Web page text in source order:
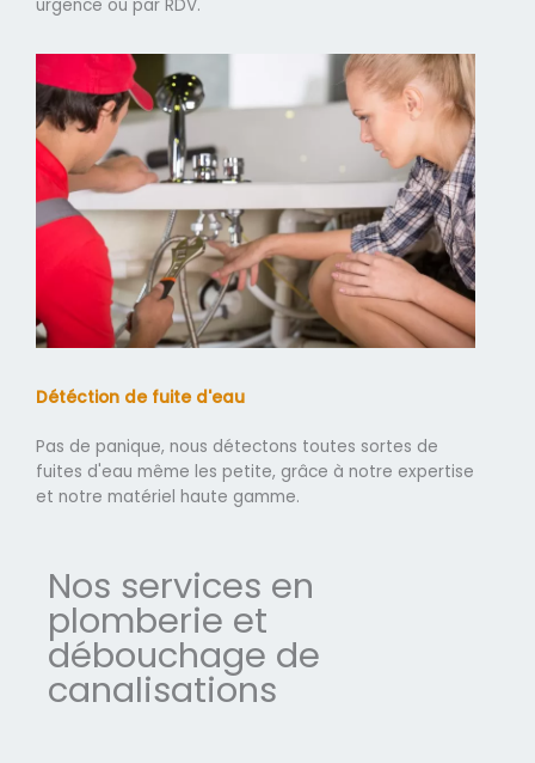
urgence ou par RDV.
Détéction de fuite d'eau
Pas de panique, nous détectons toutes sortes de
fuites d'eau même les petite, grâce à notre expertise
et notre matériel haute gamme.
Nos services en
plomberie et
débouchage de
canalisations